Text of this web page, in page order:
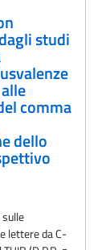
studi
comma
dello
lettere da C-